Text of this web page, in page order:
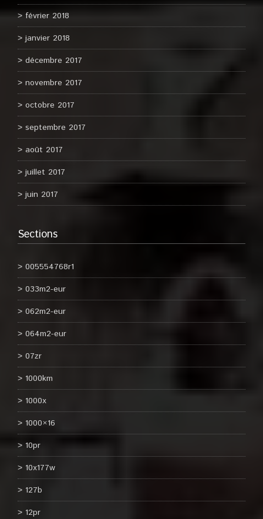
février 2018
janvier 2018
décembre 2017
novembre 2017
octobre 2017
septembre 2017
août 2017
juillet 2017
juin 2017
Sections
005554768r1
033m2-eur
062m2-eur
064m2-eur
07zr
1000km
1000x
1000×16
10pr
10x177w
127b
12pr